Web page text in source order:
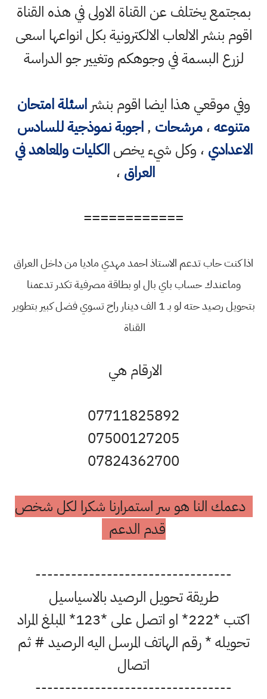
بمجتمع يختلف عن القناة الاولى في هذه القناة
اقوم بنشر الالعاب الالكترونية بكل انواعها اسعى
لزرع البسمة في وجوهكم وتغيير جو الدراسة
وفي موقعي هذا ايضا اقوم بنشراسئلة امتحان
متنوعه،مرشحات ,اجوبة نموذجية للسادس
الاعدادي ، وكل شيء يخصالكليات والمعاهد في
العراق ،
============
اذا كنت حاب تدعم الاستاذ احمد مهدي ماديا من داخل العراق
وماعندك حساب باي بال او بطاقة مصرفية تكدر تدعمنا
بتحويل رصيد حته لو بـ 1 الف دينار راح تسوي فضل كبير بتطوير
القناة
الارقام هي
07711825892
07500127205
07824362700
دعمك النا هو سر استمرارنا شكرا لكل شخص
قدم الدعم
---------------------------------
طريقة تحويل الرصيد بالاسياسيل
اكتب *222* او اتصل على *123* المبلغ المراد
تحويله * رقم الهاتف المرسل اليه الرصيد # ثم
اتصال
---------------------------------